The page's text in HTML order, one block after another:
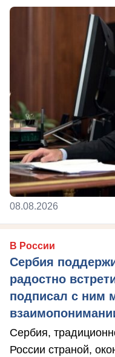
08.08.2026
В России
Сербия
радостно
подписал с ним
Сербия,
России страной,